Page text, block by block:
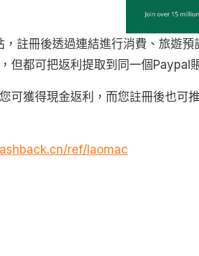
但都可把返利提取到同一個Paypal
可獲得現金返利，而您註冊後也可
ref/laomac